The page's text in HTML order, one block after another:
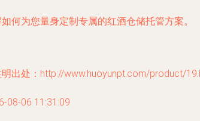
如何为您量身定制专属的红酒仓储托管方案。
出处：http://www.huoyunpt.com/product/
08-06 11:31:09